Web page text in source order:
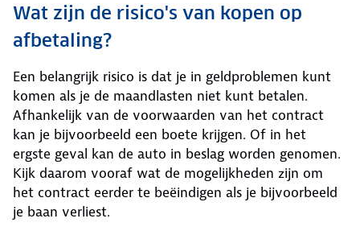
Wat zijn de risico's van kopen op
afbetaling?
Een belangrijk risico is dat je in geldproblemen kunt
komen als je de maandlasten niet kunt betalen.
Afhankelijk van de voorwaarden van het contract
kan je bijvoorbeeld een boete krijgen. Of in het
ergste geval kan de auto in beslag worden genomen.
Kijk daarom vooraf wat de mogelijkheden zijn om
het contract eerder te beëindigen als je bijvoorbeeld
je baan verliest.